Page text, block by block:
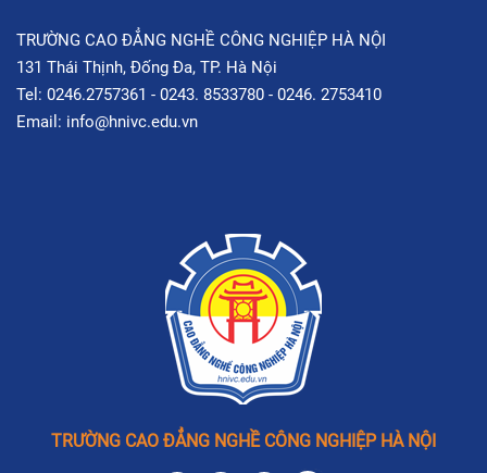
TRƯỜNG CAO ĐẲNG NGHỀ CÔNG NGHIỆP HÀ NỘI
131 Thái Thịnh, Đống Đa, TP. Hà Nội
Tel: 0246.2757361 - 0243. 8533780 - 0246. 2753410
Email: info@hnivc.edu.vn
TRƯỜNG CAO ĐẲNG NGHỀ CÔNG NGHIỆP HÀ NỘI